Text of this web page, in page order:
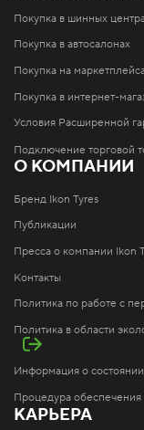
Покупка в шинных
Покупка в автосалонах
Покупка на
Покупка в интернет-
Условия Расширенной
Подключение торговой
О КОМПАНИИ
Бренд Ikon Tyres
Публикации
Пресса о компании Ikon
Контакты
Политика по работе с
Политика в области
Информация о
Процедура
КАРЬЕРА